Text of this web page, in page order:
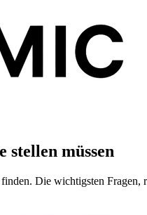
stellen müssen
Die wichtigsten Fragen,